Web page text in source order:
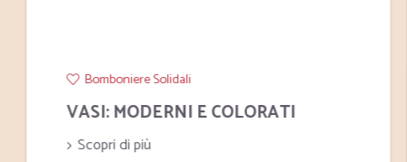
Bomboniere Solidali
VASI: MODERNI E COLORATI
Scopri di più